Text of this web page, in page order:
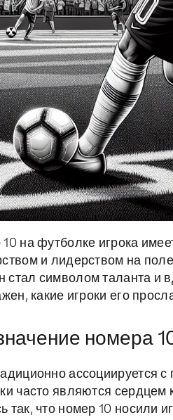
на футболке игрока
и лидерством на
стал символом таланта и
какие игроки его
номера
ассоциируется
часто являются
так, что номер 10 носили